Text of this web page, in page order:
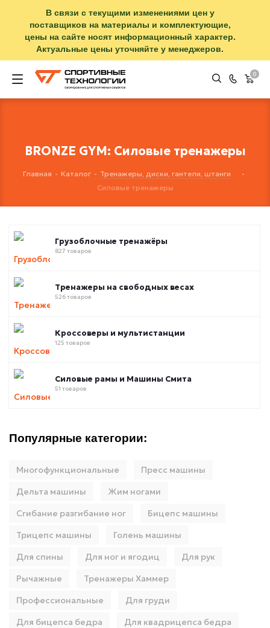
В связи с текущими изменениями цен у
поставщиков на материалы и комплектующие,
цены на сайте носят информационный характер.
Актуальные цены уточняйте у менеджеров.
0
BRONZE GYM: Силовые тренажеры
Главная - Каталог - Тренажеры, диски, гантели, штанги
-
Силовые тренажеры
Грузоблочные тренажёры
827 товаров
Тренажеры на свободных весах
526 товаров
Кроссоверы и мультистанции
125 товаров
Силовые рамы и Машины Смита
51 товаров
Популярные категории:
Многофункциональные
Пресс машины
Дельта машины
Жим ногами
Сгибание разгибание ног
Бицепс машины
Трицепс машины
Голень машины
Для спины
Для ног и ягодиц
Для рук
Рычажные
Тренажеры Хаммер
Профессиональные
Для груди
Для бицепса бедра
Для квадрицепса бедра